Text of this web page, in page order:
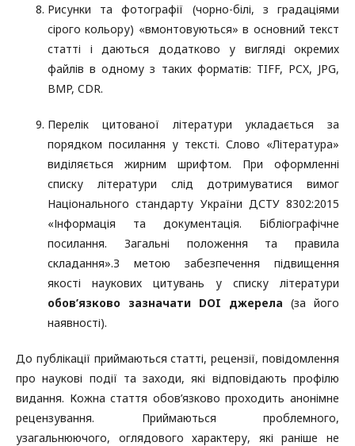
Рисунки та фотографії (чорно-білі, з градаціями
сірого кольору) «вмонтовуються» в основний текст
статті і даються додатково у вигляді окремих
файлів в одному з таких форматів: TIFF, PCX, JPG,
BMP, CDR.
Перелік цитованої літератури укладається за
порядком посилання у тексті. Слово «Література»
виділяється жирним шрифтом. При оформленні
списку літератури слід дотримуватися вимог
Національного стандарту України ДСТУ 8302:2015
«Інформація та документація. Бібліографічне
посилання. Загальні положення та правила
складання».З метою забезпечення підвищення
якості наукових цитувань у списку літератури
обов’язково зазначати DOI джерела (за його
наявності).
До публікації приймаються статті, рецензії, повідомлення
про наукові події та заходи, які відповідають профілю
видання. Кожна стаття обов’язково проходить анонімне
рецензування. Приймаються проблемного,
узагальнюючого, оглядового характеру, які раніше не